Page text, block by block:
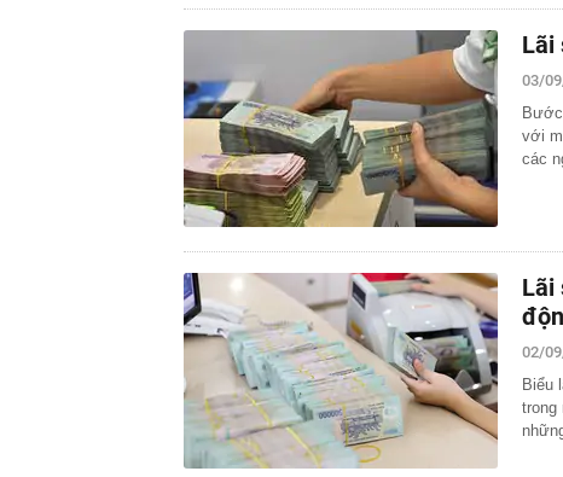
Lãi
03/
với
các
Lãi
02/
Biểu
trong